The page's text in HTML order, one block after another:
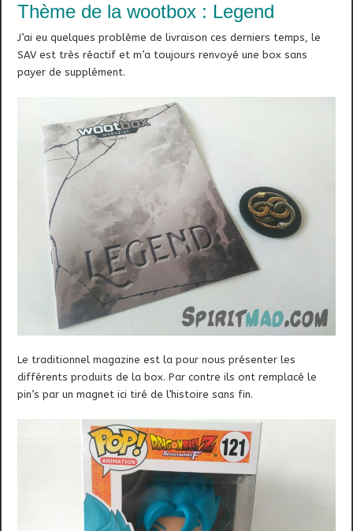
Thème de la wootbox : Legend
J’ai eu quelques problème de livraison ces derniers temps, le
SAV est très réactif et m’a toujours renvoyé une box sans
payer de supplément.
Le traditionnel magazine est la pour nous présenter les
différents produits de la box. Par contre ils ont remplacé le
pin’s par un magnet ici tiré de l’histoire sans fin.